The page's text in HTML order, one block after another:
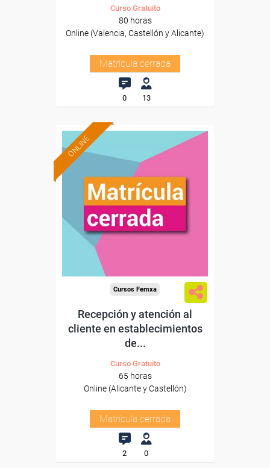
Curso Gratuito
80 horas
Online (Valencia, Castellón y Alicante)
Matrícula cerrada
0 13
ONLINE
Cursos Femxa
Recepción y atención al
cliente en establecimientos
de...
Curso Gratuito
65 horas
Online (Alicante y Castellón)
Matrícula cerrada
2 0